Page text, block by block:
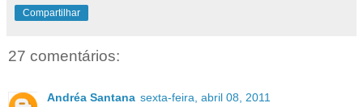
Compartilhar
27 comentários:
Andréa Santana sexta-feira, abril 08, 2011